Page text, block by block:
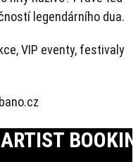
legendárního dua.
VIP eventy, festivaly
ARTIST